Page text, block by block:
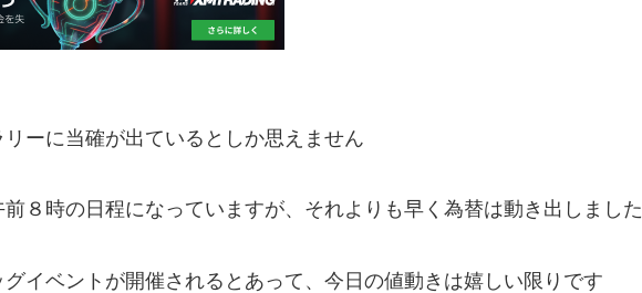
ーに当確が出ているとしか思えません
８時の日程になっていますが、それよりも早く為替は動き出しました
イベントが開催されるとあって、今日の値動きは嬉しい限りです